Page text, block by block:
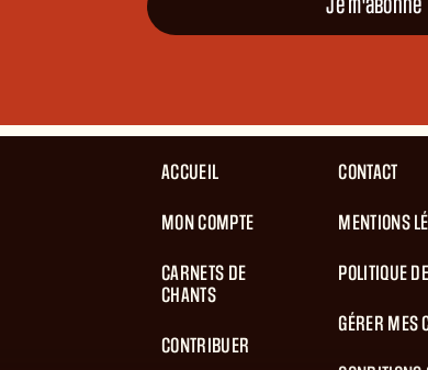
Je m'abonne
ACCUEIL
MON COMPTE
CARNETS DE
CHANTS
CONTRIBUER
CONTACT
MENTIONS
POLITIQUE
GÉRER MES